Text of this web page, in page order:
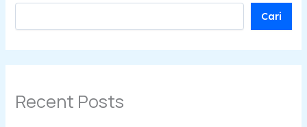
Cari
Recent Posts